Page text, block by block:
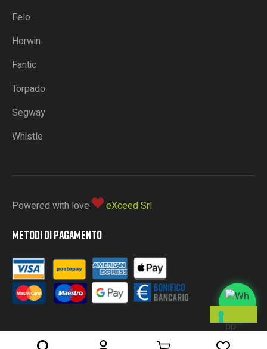
Felo
Horwin
Fantic
Torpado
Segway
Whistle
Powered with love
eXceed Srl
METODI DI PAGAMENTO
E
T
U